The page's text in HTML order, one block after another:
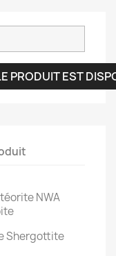
PRODUIT EST
NWA
Shergottite